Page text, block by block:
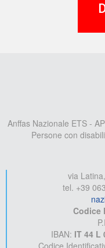
Anffas Nazionale ETS -
Persone con
via
tel. +39
Codice
IBAN: IT 44 L
Codice